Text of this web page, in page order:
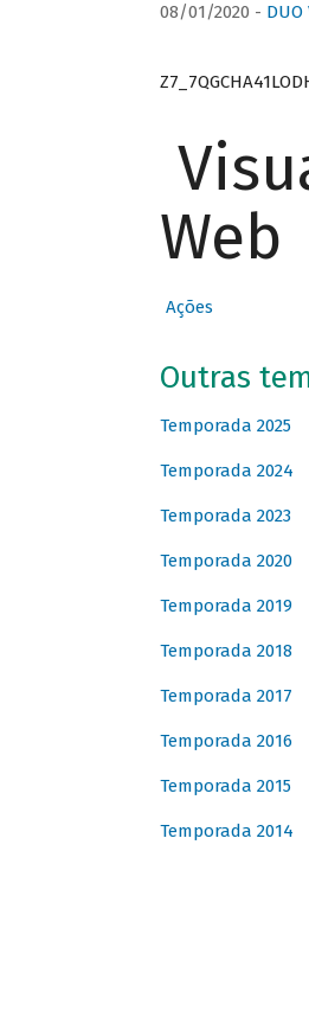
08/01/2020 -
Web
Ações
Outras
Temporada 2025
Temporada 2024
Temporada 2023
Temporada 2020
Temporada 2019
Temporada 2018
Temporada 2017
Temporada 2016
Temporada 2015
Temporada 2014